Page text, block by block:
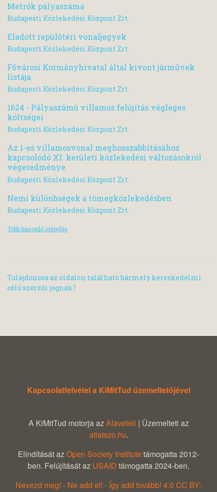
Metrók pályaszáma
Budapesti Közlekedési Központ Zrt.
Eladott repülőtéri vonaljegyek
Budapesti Közlekedési Központ Zrt.
Fővárosi Kormányhivatal által kivont járművek
listája
Budapesti Közlekedési Központ Zrt.
1624 - Pályaszámú villamos felújítás végleges
költségei
Budapesti Közlekedési Központ Zrt.
Az 1-es villamosvonal meghosszabbításához
kapcsolódó XI. kerületi közlekedési változásokról
végeredménye
Budapesti Közlekedési Központ Zrt.
Nemi különbségek a tömegközlekedésben
Budapesti Közlekedési Központ Zrt.
Több hasonló igénylés
Tulajdonosa az oldalon található bármely kereskedelmi
célú szerzői jognak?
Kapcsolatfelvétel a KiMitTud üzemeltetőjével
A KiMitTud motorja azAlaveteli | Üzemelteti az
atlatszo.hu.
Elindítását azOpen Society Institutetámogatta 2012-
ben. Felújítását az USAID támogatta 2024-ben.
Nevezd meg! - Ne add el! - Így add tovább! 4.0 CC BY-